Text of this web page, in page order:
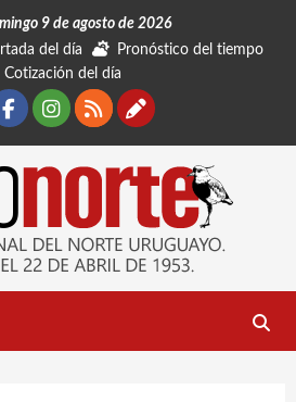
9 de agosto de 2026
del día
Pronóstico del tiempo
Cotización del día
Facebook
Instagram
RSSContáctanos